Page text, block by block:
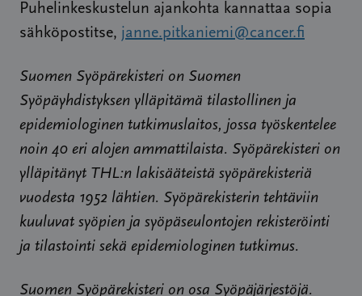
Puhelinkeskustelun ajankohta kannattaa sopia
sähköpostitse, janne.pitkaniemi@cancer.fi
Suomen Syöpärekisteri on Suomen
Syöpäyhdistyksen ylläpitämä tilastollinen ja
epidemiologinen tutkimuslaitos, jossa työskentelee
noin 40 eri alojen ammattilaista. Syöpärekisteri on
ylläpitänyt THL:n lakisääteistä syöpärekisteriä
vuodesta 1952 lähtien. Syöpärekisterin tehtäviin
kuuluvat syöpien ja syöpäseulontojen rekisteröinti
ja tilastointi sekä epidemiologinen tutkimus.
Suomen Syöpärekisteri on osa Syöpäjärjestöjä.